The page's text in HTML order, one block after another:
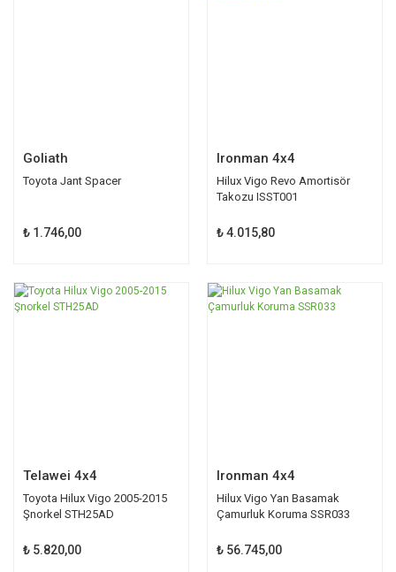
Goliath
Toyota Jant Spacer
₺ 1.746,00
Ironman 4x4
Hilux Vigo Revo Amortisör
Takozu ISST001
₺ 4.015,80
Telawei 4x4
Toyota Hilux Vigo 2005-2015
Şnorkel STH25AD
₺ 5.820,00
Ironman 4x4
Hilux Vigo Yan Basamak
Çamurluk Koruma SSR033
₺ 56.745,00